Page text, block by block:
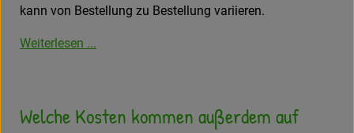
kann von Bestellung zu Bestellung variieren.
Weiterlesen ...
Welche Kosten kommen außerdem auf